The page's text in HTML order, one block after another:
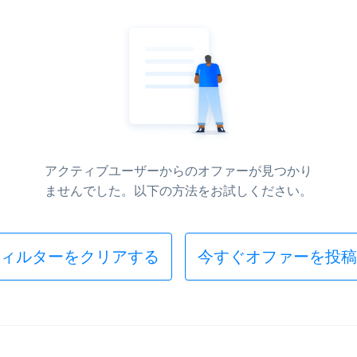
アクティブユーザーからのオファーが見つかり
ませんでした。以下の方法をお試しください。
ルターをクリアする 今すぐオファーを投